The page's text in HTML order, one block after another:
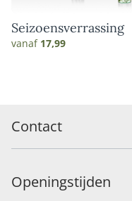
Seizoensverrassing
vanaf 17,99
Contact
Openingstijden